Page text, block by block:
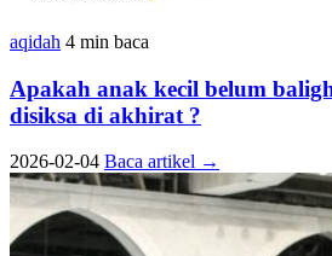
aqidah 4 min baca
Apakah anak kecil belum
disiksa di akhirat ?
2026-02-04 Baca artikel →